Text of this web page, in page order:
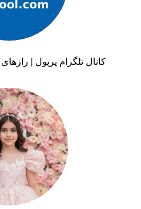
کانال تلگرام پرپول |